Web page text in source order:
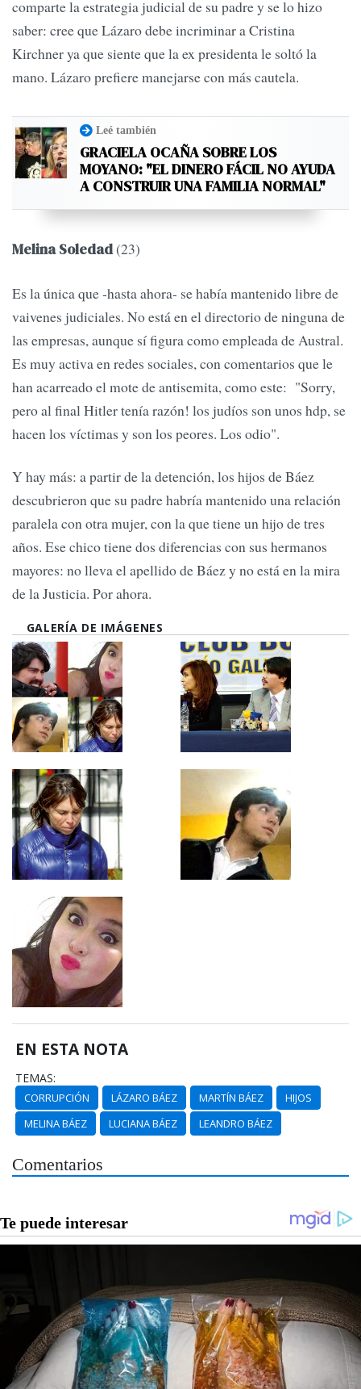
comparte la estrategia judicial de su padre y se lo hizo
saber: cree que Lázaro debe incriminar a Cristina
Kirchner ya que siente que la ex presidenta le soltó la
mano. Lázaro prefiere manejarse con más cautela.
Leé también
GRACIELA OCAÑA SOBRE LOS
MOYANO: "EL DINERO FÁCIL NO AYUDA
A CONSTRUIR UNA FAMILIA NORMAL"
Melina Soledad(23)
Es la única que -hasta ahora- se había mantenido libre de
vaivenes judiciales. No está en el directorio de ninguna de
las empresas, aunque sí figura como empleada de Austral.
Es muy activa en redes sociales, con comentarios que le
han acarreado el mote de antisemita, como este: "Sorry,
pero al final Hitler tenía razón! los judíos son unos hdp, se
hacen los víctimas y son los peores. Los odio".
Y hay más: a partir de la detención, los hijos de Báez
descubrieron que su padre habría mantenido una relación
paralela con otra mujer, con la que tiene un hijo de tres
años. Ese chico tiene dos diferencias con sus hermanos
mayores: no lleva el apellido de Báez y no está en la mira
de la Justicia. Por ahora.
GALERÍA DE IMÁGENES
EN ESTA NOTA
TEMAS:
CORRUPCIÓN LÁZARO BÁEZ MARTÍN BÁEZ
HIJOS
MELINA BÁEZ
LUCIANA BÁEZ LEANDRO BÁEZ
Comentarios